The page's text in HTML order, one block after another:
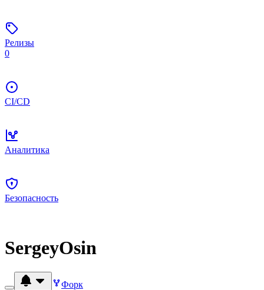
Релизы
0
CI/CD
Аналитика
Безопасность
SergeyOsin
Форк